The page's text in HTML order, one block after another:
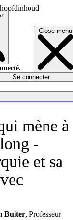
Close menu
Se connecter
mène à
-
et sa
Buiter, Professeur